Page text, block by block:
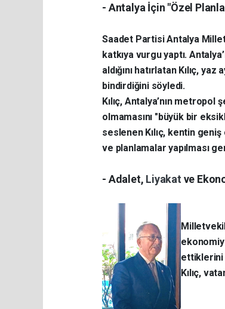
- ​Antalya İçin "Özel
​Saadet Partisi Antalya
katkıya vurgu yaptı.
aldığını hatırlatan Kılıç,
bindirdiğini söyledi.
​Kılıç, Antalya’nın metropol
olmamasını "büyük bir
seslenen Kılıç, kentin
ve planlamalar yapılması
- ​Adalet, Liyakat ve
ettiklerini
Kılıç,